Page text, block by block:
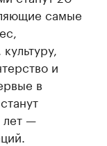
самые
и
в
лет —